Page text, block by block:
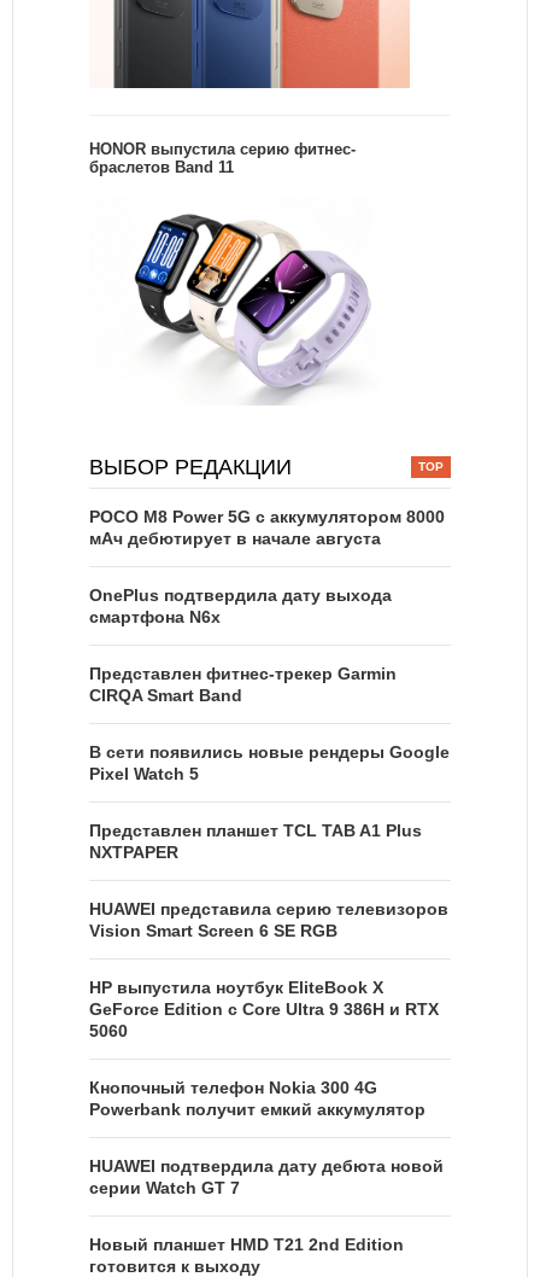
HONOR выпустила серию фитнес-
браслетов Band 11
ВЫБОР РЕДАКЦИИ
POCO M8 Power 5G с аккумулятором 8000
мАч дебютирует в начале августа
OnePlus подтвердила дату выхода
смартфона N6x
Представлен фитнес-трекер Garmin
CIRQA Smart Band
В сети появились новые рендеры Google
Pixel Watch 5
Представлен планшет TCL TAB A1 Plus
NXTPAPER
HUAWEI представила серию телевизоров
Vision Smart Screen 6 SE RGB
HP выпустила ноутбук EliteBook X
GeForce Edition с Core Ultra 9 386H и RTX
5060
Кнопочный телефон Nokia 300 4G
Powerbank получит емкий аккумулятор
HUAWEI подтвердила дату дебюта новой
серии Watch GT 7
Новый планшет HMD T21 2nd Edition
готовится к выходу